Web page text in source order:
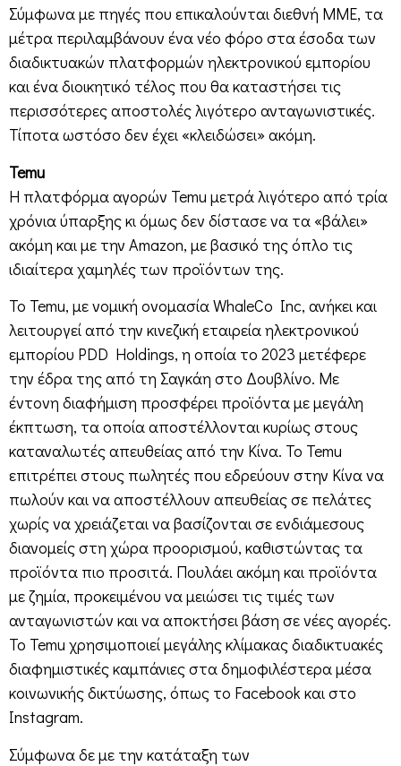
Σύμφωνα με πηγές που επικαλούνται διεθνή ΜΜΕ, τα
μέτρα περιλαμβάνουν ένα νέο φόρο στα έσοδα των
διαδικτυακών πλατφορμών ηλεκτρονικού εμπορίου
και ένα διοικητικό τέλος που θα καταστήσει τις
περισσότερες αποστολές λιγότερο ανταγωνιστικές.
Τίποτα ωστόσο δεν έχει «κλειδώσει» ακόμη.
Temu
Η πλατφόρμα αγορών Temu μετρά λιγότερο από τρία
χρόνια ύπαρξης κι όμως δεν δίστασε να τα «βάλει»
ακόμη και με την Amazon, με βασικό της όπλο τις
ιδιαίτερα χαμηλές των προϊόντων της.
Το Temu, με νομική ονομασία WhaleCo Inc, ανήκει και
λειτουργεί από την κινεζική εταιρεία ηλεκτρονικού
εμπορίου PDD Holdings, η οποία το 2023 μετέφερε
την έδρα της από τη Σαγκάη στο Δουβλίνο. Με
έντονη διαφήμιση προσφέρει προϊόντα με μεγάλη
έκπτωση, τα οποία αποστέλλονται κυρίως στους
καταναλωτές απευθείας από την Κίνα. Το Temu
επιτρέπει στους πωλητές που εδρεύουν στην Κίνα να
πωλούν και να αποστέλλουν απευθείας σε πελάτες
χωρίς να χρειάζεται να βασίζονται σε ενδιάμεσους
διανομείς στη χώρα προορισμού, καθιστώντας τα
προϊόντα πιο προσιτά. Πουλάει ακόμη και προϊόντα
με ζημία, προκειμένου να μειώσει τις τιμές των
ανταγωνιστών και να αποκτήσει βάση σε νέες αγορές.
Το Temu χρησιμοποιεί μεγάλης κλίμακας διαδικτυακές
διαφημιστικές καμπάνιες στα δημοφιλέστερα μέσα
κοινωνικής δικτύωσης, όπως το Facebook και στο
Instagram.
Σύμφωνα δε με την κατάταξη των